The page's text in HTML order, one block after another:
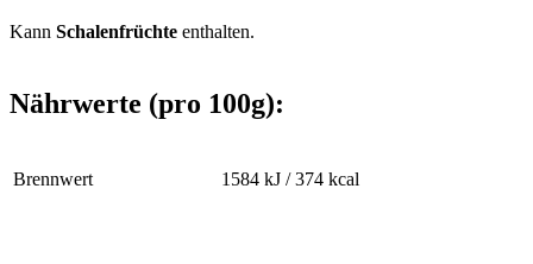
Kann Schalenfrüchte enthalten.
Nährwerte (pro 100g):
Brennwert 1584 kJ / 374 kcal